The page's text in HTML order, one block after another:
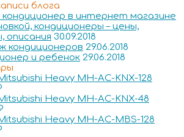
блога
кондиционер в интернет магазине
кондиционеры – цены,
описания 30.09.2018
кондиционеров 29.06.2018
и ребенок 29.06.2018
Heavy MH-AC-KNX-128
Heavy MH-AC-KNX-48
Heavy MH-AC-MBS-128